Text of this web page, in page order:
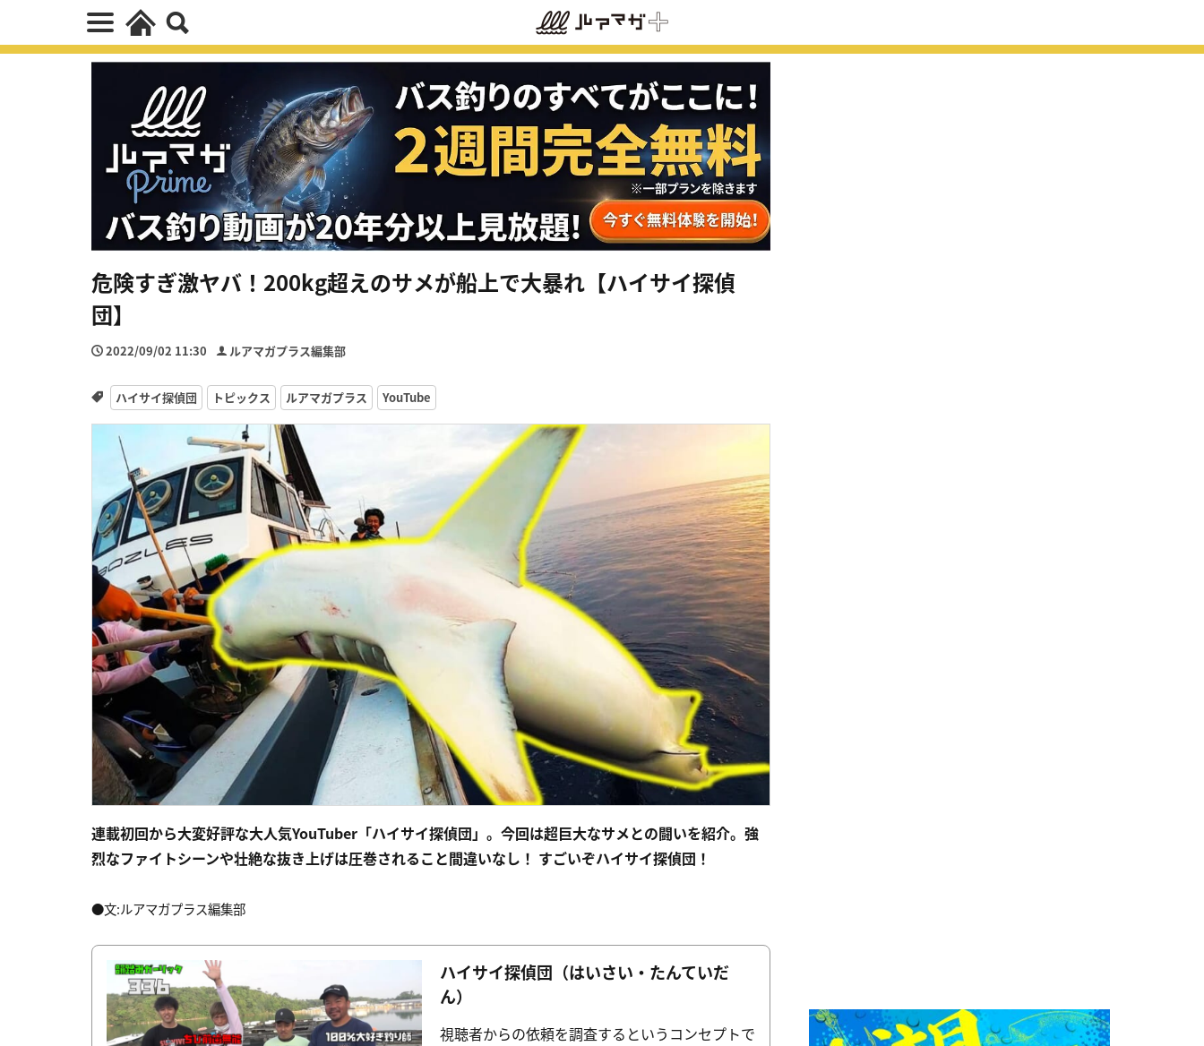
危険すぎ激ヤバ！200kg超えのサメが船上で大暴れ【ハイサイ探偵
団】
2022/09/02 11:30 ルアマガプラス編集部
ハイサイ探偵団 トピックス ルアマガプラス YouTube
連載初回から大変好評な大人気YouTuber「ハイサイ探偵団」。今回は超巨大なサメとの闘いを紹介。強
烈なファイトシーンや壮絶な抜き上げは圧巻されること間違いなし！ すごいぞハイサイ探偵団！
●文:ルアマガプラス編集部
ハイサイ探偵団（はいさい・たんていだ
ん）
視聴者からの依頼を調査するというコンセプトで